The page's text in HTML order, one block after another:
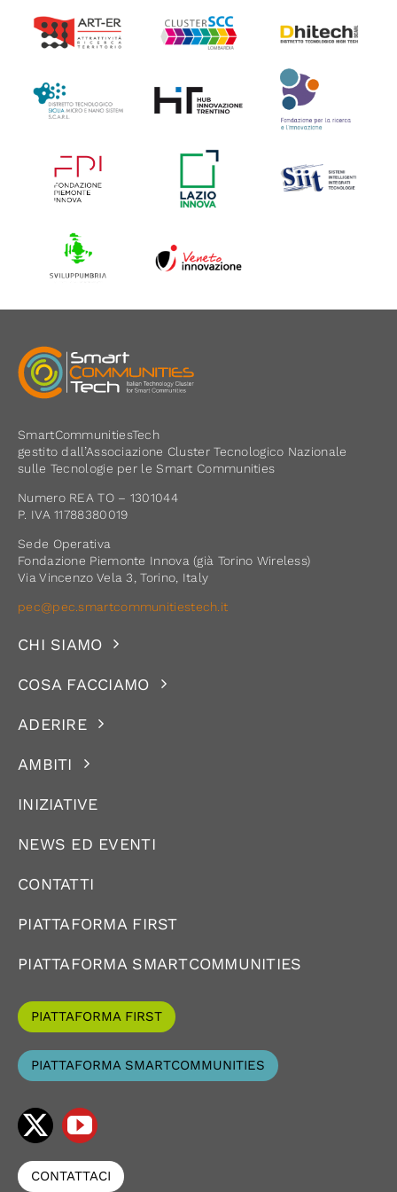
SmartCommunitiesTech
gestito dall’Associazione Cluster Tecnologico Nazionale
sulle Tecnologie per le Smart Communities
Numero REA TO – 1301044
P. IVA 11788380019
Sede Operativa
Fondazione Piemonte Innova (già Torino Wireless)
Via Vincenzo Vela 3, Torino, Italy
pec@pec.smartcommunitiestech.it
CHI SIAMO
COSA FACCIAMO
ADERIRE
AMBITI
INIZIATIVE
NEWS ED EVENTI
CONTATTI
PIATTAFORMA FIRST
PIATTAFORMA SMARTCOMMUNITIES
PIATTAFORMA FIRST
PIATTAFORMA SMARTCOMMUNITIES
CONTATTACI